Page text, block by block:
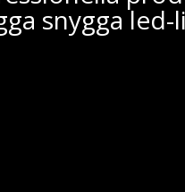
snygga led-